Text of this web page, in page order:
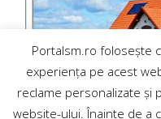
Portalsm.ro folosește
experiența pe acest
reclame personalizate și
website-ului. Înainte de a